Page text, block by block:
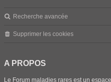
Recherche avancée
Supprimer les cookies
A PROPOS
Le Forum maladies rares est un